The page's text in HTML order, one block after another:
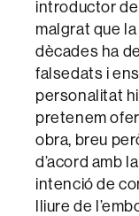
introductor de
malgrat que
dècades ha
falsedats i
personalitat
pretenem
obra, breu
d’acord amb
intenció de
lliure de